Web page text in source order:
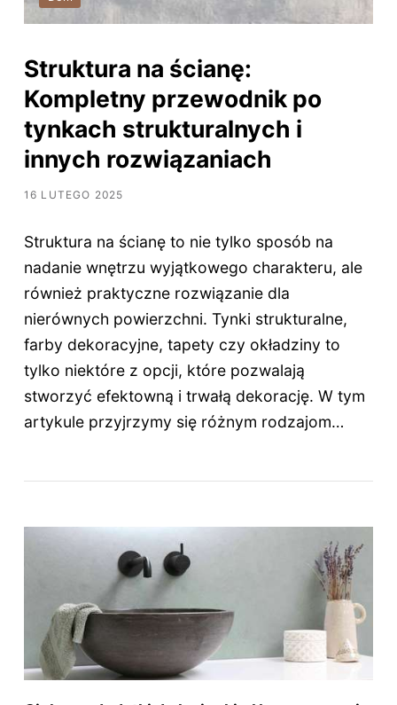
Struktura na ścianę:
Kompletny przewodnik po
tynkach strukturalnych i
innych rozwiązaniach
16 LUTEGO 2025
Struktura na ścianę to nie tylko sposób na
nadanie wnętrzu wyjątkowego charakteru, ale
również praktyczne rozwiązanie dla
nierównych powierzchni. Tynki strukturalne,
farby dekoracyjne, tapety czy okładziny to
tylko niektóre z opcji, które pozwalają
stworzyć efektowną i trwałą dekorację. W tym
artykule przyjrzymy się różnym rodzajom…